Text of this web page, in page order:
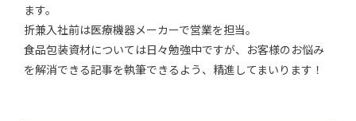
ます。
折兼入社前は医療機器メーカーで営業を担当。
食品包装資材については日々勉強中ですが、お客様のお悩み
を解消できる記事を執筆できるよう、精進してまいります！